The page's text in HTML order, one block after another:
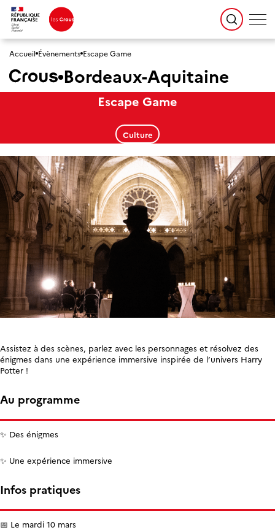
Accueil Évènements Escape Game
Bordeaux-Aquitaine
Escape Game
Culture
Assistez à des scènes, parlez avec les personnages et résolvez des
énigmes dans une expérience immersive inspirée de l’univers Harry
Potter !
Au programme
✨ Des énigmes
✨ Une expérience immersive
Infos pratiques
📅 Le mardi 10 mars